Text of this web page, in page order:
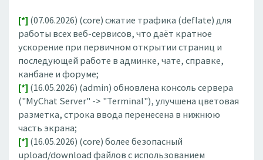
[*] (07.06.2026) (core) сжатие трафика (deflate) для
работы всех веб-сервисов, что даёт кратное
ускорение при первичном открытии страниц и
последующей работе в админке, чате, справке,
канбане и форуме;
[*] (16.05.2026) (admin) обновлена консоль сервера
("MyChat Server" -> "Terminal"), улучшена цветовая
разметка, строка ввода перенесена в нижнюю
часть экрана;
[*] (16.05.2026) (core) более безопасный
upload/download файлов с использованием